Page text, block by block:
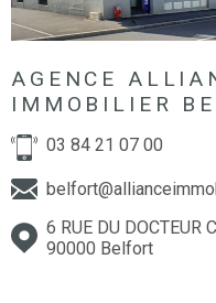
AGENCE
IMMOBILIER
03 84 21 07 00
6 RUE DU DOCTEUR
90000 Belfort